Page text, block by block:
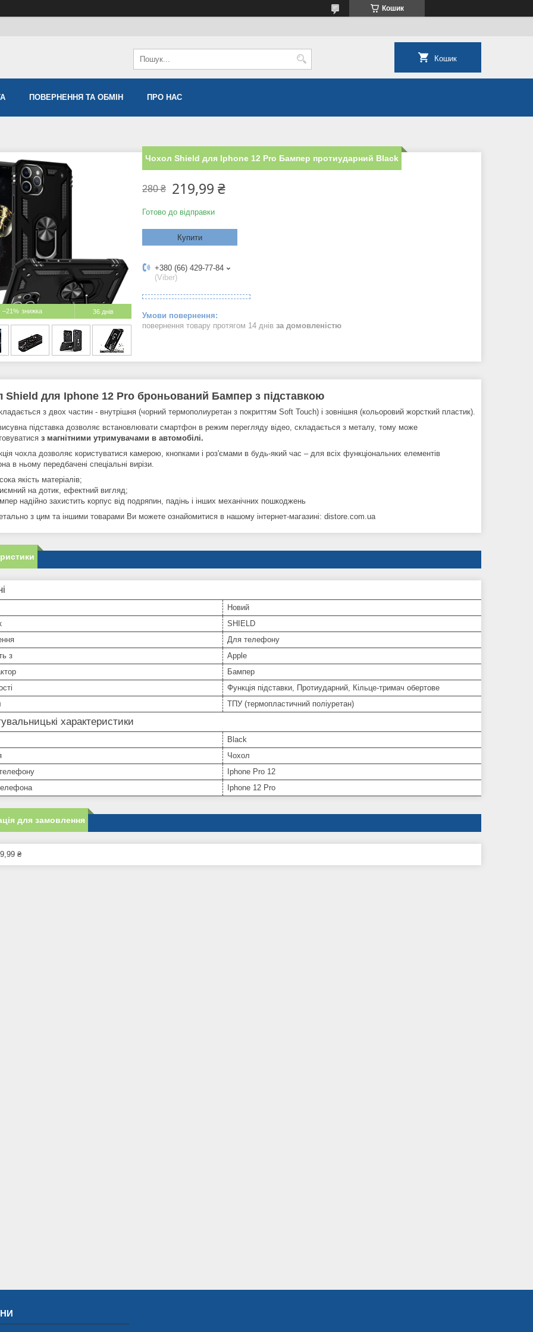
Кошик
Кошик
ПОВЕРНЕННЯ ТА ОБМІН ПРО НАС
–21% 36 днів
Чохол Shield для Iphone 12 Pro Бампер протиударний Black
280 ₴ 219,99 ₴
Готово до відправки
Купити
+380 (66) 429-77-84
(Viber)
повернення товару протягом 14 днів за домовленістю
Shield для Iphone 12 Pro броньований Бампер з підставкою
з двох частин - внутрішня (чорний термополиуретан з покриттям Soft Touch) і зовнішня (кольоровий жорсткий пластик).
підставка дозволяє встановлювати смартфон в режим перегляду відео, складається з металу, тому може
з магнітними утримувачами в автомобілі.
чохла дозволяє користуватися камерою, кнопками і роз'ємами в будь-який час – для всіх функціональних елементів
в ньому передбачені спеціальні вирізи.
якість матеріалів;
на дотик, ефектний вигляд;
надійно захистить корпус від подряпин, падінь і інших механічних пошкоджень
з цим та іншими товарами Ви можете ознайомитися в нашому інтернет-магазині: distore.com.ua
Новий
SHIELD
Для телефону
з
Apple
Бампер
Функція підставки, Протиударний, Кільце-тримач обертове
ТПУ (термопластичний поліуретан)
характеристики
Black
Чохол
Iphone Pro 12
Iphone 12 Pro
для замовлення
₴